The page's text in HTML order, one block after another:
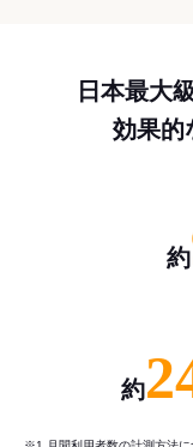
日本最大
効果的
約
約